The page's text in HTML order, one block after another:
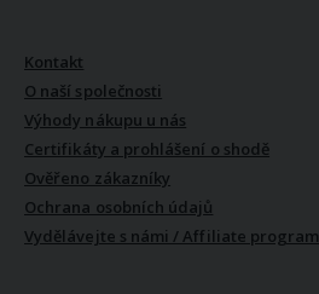
Kontakt
O naší společnosti
Výhody nákupu u nás
Certifikáty a prohlášení o shodě
Ověřeno zákazníky
Ochrana osobních údajů
Vydělávejte s námi / Affiliate program